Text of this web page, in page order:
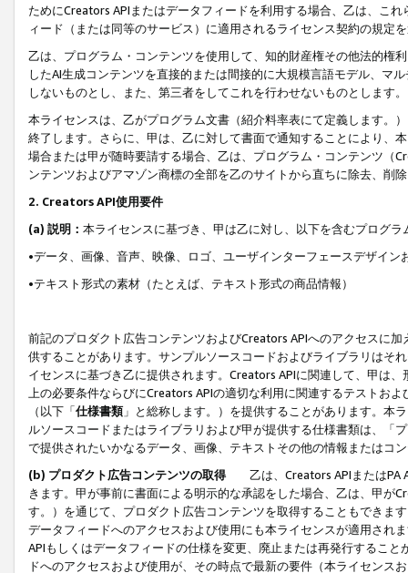
ためにCreators APIまたはデータフィードを利用する場合、乙は、こ
ィード（または同等のサービス）に適用されるライセンス契約の規定
乙は、プログラム・コンテンツを使用して、知的財産権その他法的権
したAI生成コンテンツを直接的または間接的に大規模言語モデル、マ
しないものとし、また、第三者をしてこれを行わせないものとします。
本ライセンスは、乙がプログラム文書（紹介料率表にて定義します。
終了します。さらに、甲は、乙に対して書面で通知することにより、
場合または甲が随時要請する場合、乙は、プログラム・コンテンツ（
ンテンツおよびアマゾン商標の全部を乙のサイトから直ちに除去、削
2. Creators API使用要件
(a) 説明： 本ライセンスに基づき、甲は乙に対し、以下を含むプログ
•データ、画像、音声、映像、ロゴ、ユーザインターフェースデザイ
•テキスト形式の素材（たとえば、テキスト形式の商品情報）
前記のプロダクト広告コンテンツおよびCreators APIへのアクセスに
供することがあります。サンプルソースコードおよびライブラリはそ
イセンスに基づき乙に提供されます。Creators APIに関連して、甲は
上の必要条件ならびにCreators APIの適切な利用に関連するテストお
（以下「仕様書類」と総称します。）を提供することがあります。本
ルソースコードまたはライブラリおよび甲が提供する仕様書類は、「
で提供されたいかなるデータ、画像、テキストその他の情報またはコ
(b) プロダクト広告コンテンツの取得
乙は、Creators APIまたはPA
きます。甲が事前に書面による明示的な承認をした場合、乙は、甲が
す。）を通じて、プロダクト広告コンテンツを取得することもできま
データフィードへのアクセスおよび使用にも本ライセンスが適用され
APIもしくはデータフィードの仕様を変更、廃止または再発行するこ
ドへのアクセスおよび使用が、その時点で最新の要件（本ライセン